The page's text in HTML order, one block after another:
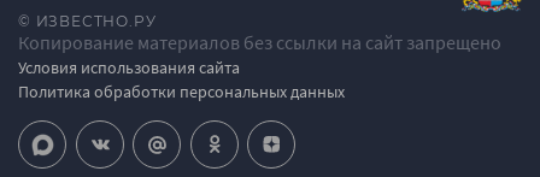
© ИЗВЕСТНО.РУ
Копирование материалов без ссылки на сайт запрещено
Условия использования сайта
Политика обработки персональных данных